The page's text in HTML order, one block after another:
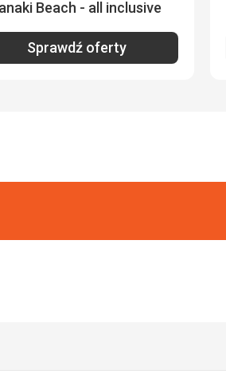
Beach - all inclusive
Sprawdź oferty